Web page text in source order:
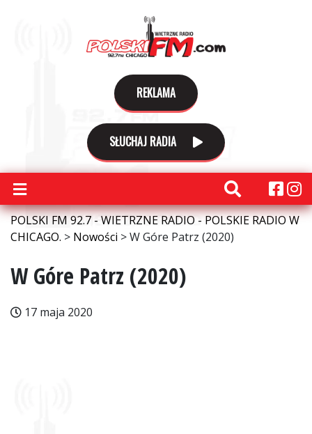
REKLAMA
SŁUCHAJ RADIA
POLSKI FM 92.7 - WIETRZNE RADIO - POLSKIE RADIO W
CHICAGO. > Nowości >W Góre Patrz (2020)
W Góre Patrz (2020)
17 maja 2020